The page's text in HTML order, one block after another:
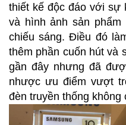
thiết kế độc đáo với sự
và hình ảnh sản
chiếu sáng. Điều đó
thêm phần cuốn hút và
gần đây nhưng đã
nhược ưu điểm vượt
đèn truyền thống không